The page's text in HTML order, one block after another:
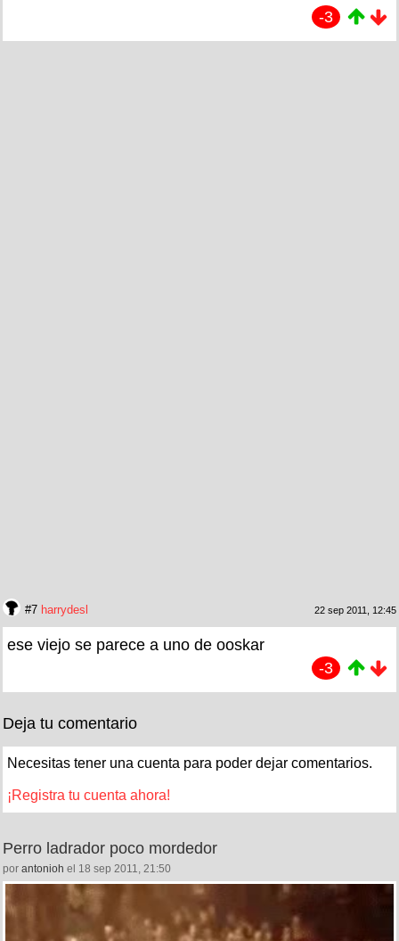
-3
#7 harrydesl 22 sep 2011, 12:45
ese viejo se parece a uno de ooskar
-3
Deja tu comentario
Necesitas tener una cuenta para poder dejar comentarios.
¡Registra tu cuenta ahora!
Perro ladrador poco mordedor
por antonioh el 18 sep 2011, 21:50